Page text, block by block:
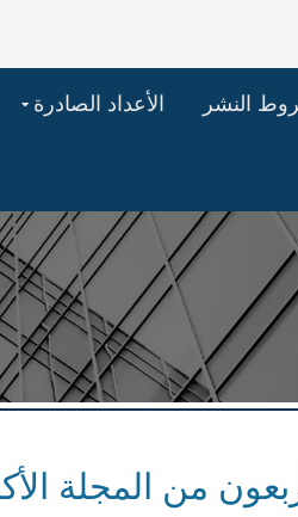
النشر الأعداد الصادرة
من المجلة